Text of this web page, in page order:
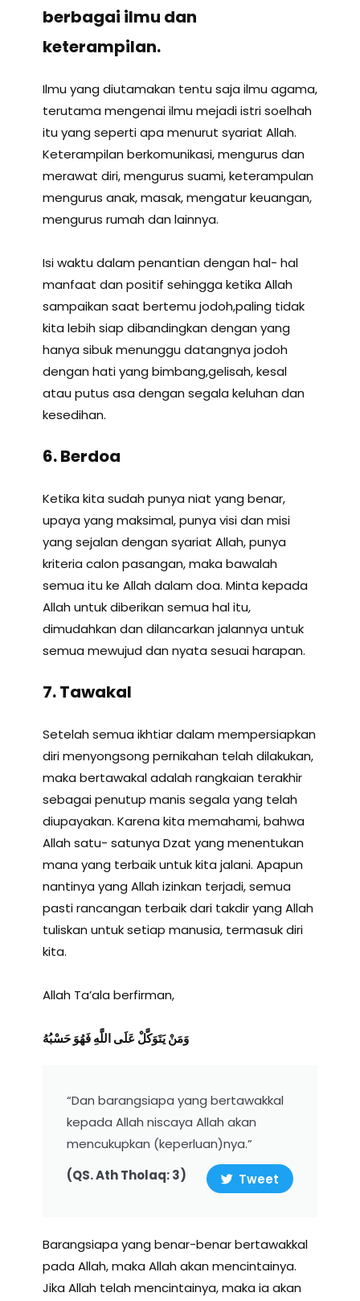
berbagai ilmu dan
keterampilan.
Ilmu yang diutamakan tentu saja ilmu agama,
terutama mengenai ilmu mejadi istri soelhah
itu yang seperti apa menurut syariat Allah.
Keterampilan berkomunikasi, mengurus dan
merawat diri, mengurus suami, keterampulan
mengurus anak, masak, mengatur keuangan,
mengurus rumah dan lainnya.
Isi waktu dalam penantian dengan hal- hal
manfaat dan positif sehingga ketika Allah
sampaikan saat bertemu jodoh,paling tidak
kita lebih siap dibandingkan dengan yang
hanya sibuk menunggu datangnya jodoh
dengan hati yang bimbang,gelisah, kesal
atau putus asa dengan segala keluhan dan
kesedihan.
6. Berdoa
Ketika kita sudah punya niat yang benar,
upaya yang maksimal, punya visi dan misi
yang sejalan dengan syariat Allah, punya
kriteria calon pasangan, maka bawalah
semua itu ke Allah dalam doa. Minta kepada
Allah untuk diberikan semua hal itu,
dimudahkan dan dilancarkan jalannya untuk
semua mewujud dan nyata sesuai harapan.
7. Tawakal
Setelah semua ikhtiar dalam mempersiapkan
diri menyongsong pernikahan telah dilakukan,
maka bertawakal adalah rangkaian terakhir
sebagai penutup manis segala yang telah
diupayakan. Karena kita memahami, bahwa
Allah satu- satunya Dzat yang menentukan
mana yang terbaik untuk kita jalani. Apapun
nantinya yang Allah izinkan terjadi, semua
pasti rancangan terbaik dari takdir yang Allah
tuliskan untuk setiap manusia, termasuk diri
kita.
Allah Ta’ala berfirman,
وَمَنْ يَتَوَكَّلْ عَلَى اللَّهِ فَهُوَ حَسْبُهُ
“Dan barangsiapa yang bertawakkal
kepada Allah niscaya Allah akan
mencukupkan (keperluan)nya.”
(QS. Ath Tholaq: 3)
Tweet
Barangsiapa yang benar-benar bertawakkal
pada Allah, maka Allah akan mencintainya.
Jika Allah telah mencintainya, maka ia akan